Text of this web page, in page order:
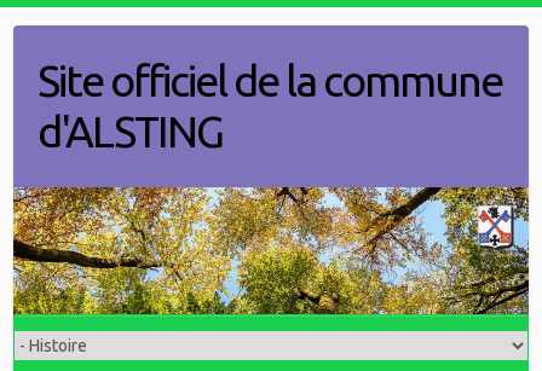
contentSite officiel de la commune
d'ALSTING